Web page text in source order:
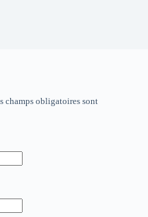
champs obligatoires sont